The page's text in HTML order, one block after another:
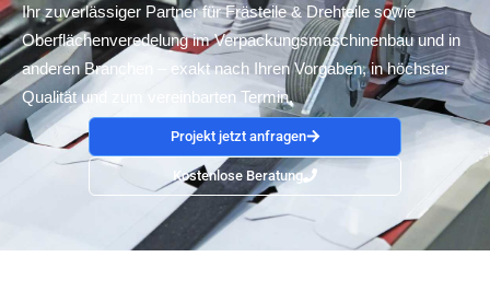
Ihr zuverlässiger Partner für Frästeile & Drehteile sowie
Oberflächenveredelung im Verpackungsmaschinenbau und in
anderen Branchen – exakt nach Ihren Vorgaben, in höchster
Qualität und zum vereinbarten Termin.
Projekt jetzt anfragen
Kostenlose Beratung